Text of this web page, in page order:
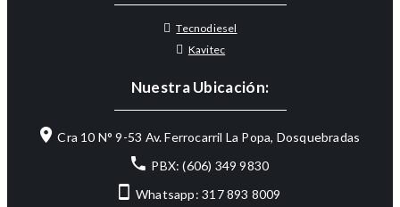
Tecnodiesel
Kavitec
Nuestra Ubicación:
Cra 10 N° 9-53 Av. Ferrocarril La Popa, Dosquebradas
PBX: (606) 349 9830
Whatsapp: 317 893 8009